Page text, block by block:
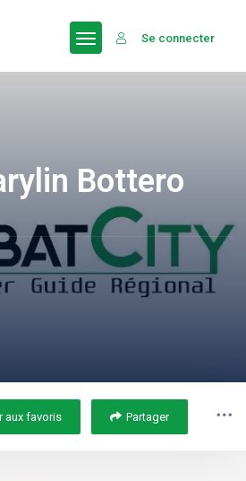
Se connecter
Bottero
aux favoris Partager